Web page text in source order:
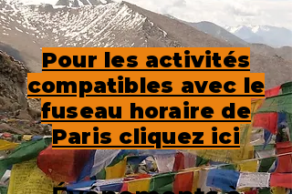
Pour les activités
compatibles avec le
fuseau horaire de
Paris cliquez ici